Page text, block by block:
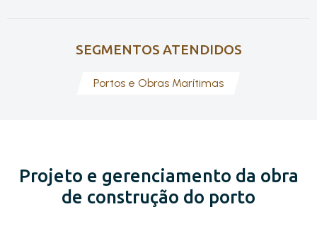
SEGMENTOS ATENDIDOS
Portos e Obras Marítimas
Projeto e gerenciamento da obra
de construção do porto